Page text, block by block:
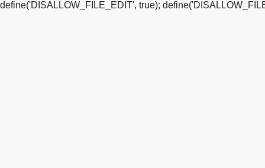
define('DISALLOW_FILE_EDIT', true);